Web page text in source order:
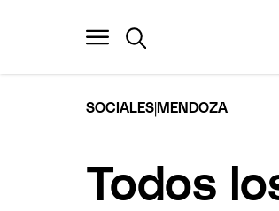
SOCIALES MENDOZA
Todos